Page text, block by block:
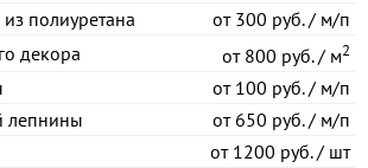
полиуретана
от300 руб. / м/п
декора
от800 руб. / м2
от100 руб. / м/п
лепнины
от650 руб. / м/п
от1200 руб. / шт